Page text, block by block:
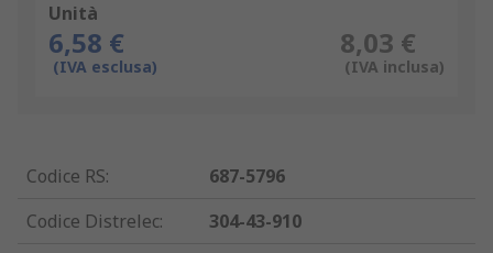
Unità
6,58 €
(IVA esclusa)
8,03 €
(IVA inclusa)
Codice RS:
687-5796
Codice Distrelec:
304-43-910